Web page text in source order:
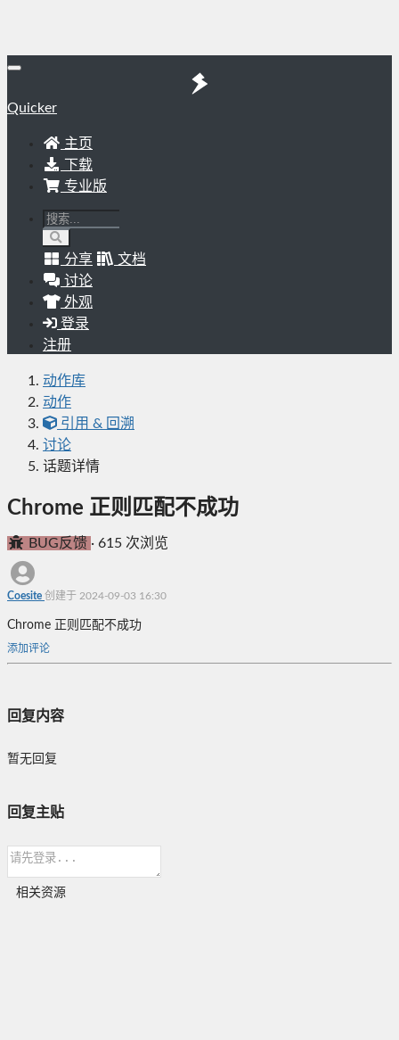
Quicker
主页
下载
专业版
分享
文档
讨论
外观
登录
注册
动作库
动作
引用 & 回溯
讨论
话题详情
Chrome 正则匹配不成功
BUG反馈 · 615 次浏览
Coesite 创建于 2024-09-03 16:30
Chrome 正则匹配不成功
添加评论
回复内容
暂无回复
回复主贴
相关资源